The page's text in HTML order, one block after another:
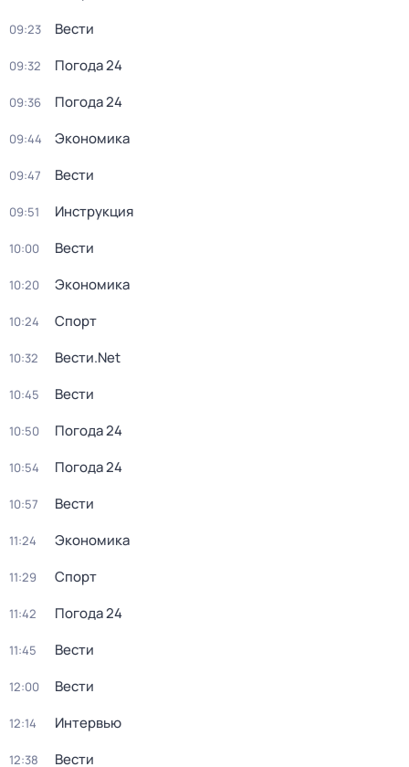
09:23 Вести
09:32 Погода 24
09:36 Погода 24
09:44 Экономика
09:47 Вести
09:51 Инструкция
10:00 Вести
10:20 Экономика
10:24 Спорт
10:32 Вести.Net
10:45 Вести
10:50 Погода 24
10:54 Погода 24
10:57 Вести
11:24 Экономика
11:29 Спорт
11:42 Погода 24
11:45 Вести
12:00 Вести
12:14 Интервью
12:38 Вести